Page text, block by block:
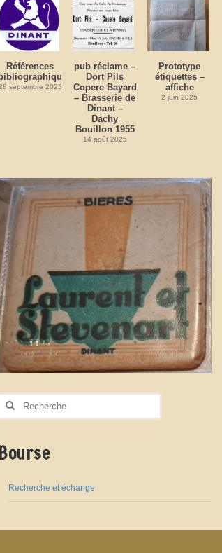
Références
bibliographiques
septembre 2025
pub réclame –
Dort Pils
Copere Bayard
– Brasserie de
Dinant –
Dachy
Bouillon 1955
14 août 2025
Prototype
étiquettes –
affiche
2 juin 2025
Rechercher
Recherche et échange